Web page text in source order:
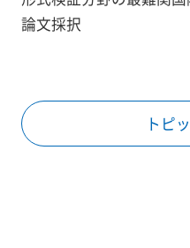
論文採択
トピ